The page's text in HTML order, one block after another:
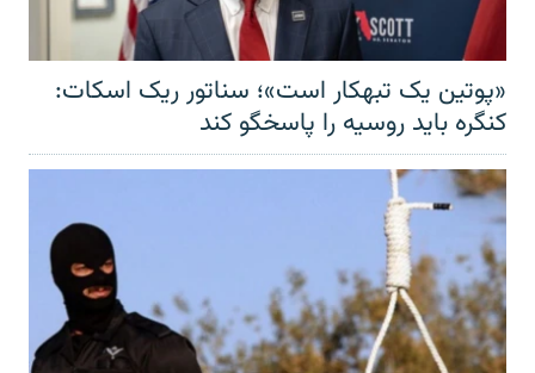
«پوتین یک تبهکار است»؛ سناتور ریک اسکات:
کنگره باید روسیه را پاسخگو کند